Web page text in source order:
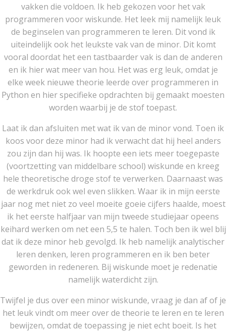
vakken die voldoen. Ik heb gekozen voor het vak
programmeren voor wiskunde. Het leek mij namelijk leuk
de beginselen van programmeren te leren. Dit vond ik
uiteindelijk ook het leukste vak van de minor. Dit komt
vooral doordat het een tastbaarder vak is dan de anderen
en ik hier wat meer van hou. Het was erg leuk, omdat je
elke week nieuwe theorie leerde over programmeren in
Python en hier specifieke opdrachten bij gemaakt moesten
worden waarbij je de stof toepast.
Laat ik dan afsluiten met wat ik van de minor vond. Toen ik
koos voor deze minor had ik verwacht dat hij heel anders
zou zijn dan hij was. Ik hoopte een iets meer toegepaste
(voortzetting van middelbare school) wiskunde en kreeg
hele theoretische droge stof te verwerken. Daarnaast was
de werkdruk ook wel even slikken. Waar ik in mijn eerste
jaar nog met niet zo veel moeite goeie cijfers haalde, moest
ik het eerste halfjaar van mijn tweede studiejaar opeens
keihard werken om net een 5,5 te halen. Toch ben ik wel blij
dat ik deze minor heb gevolgd. Ik heb namelijk analytischer
leren denken, leren programmeren en ik ben beter
geworden in redeneren. Bij wiskunde moet je redenatie
namelijk waterdicht zijn.
Twijfel je dus over een minor wiskunde, vraag je dan af of je
het leuk vindt om meer over de theorie te leren en te leren
bewijzen, omdat de toepassing je niet echt boeit. Is het